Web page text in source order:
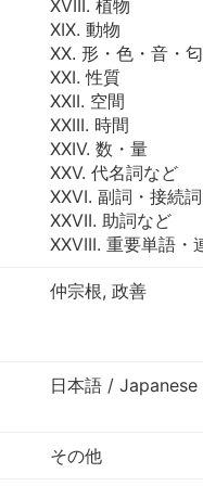
XVIII. 植物
XIX. 動物
XX. 形・色・音・匂
XXI. 性質
XXII. 空間
XXIII. 時間
XXIV. 数・量
XXV. 代名詞など
XXVI. 副詞・接続詞
XXVII. 助詞など
XXVIII. 重要単語・
仲宗根, 政善
日本語 / Japanese
その他